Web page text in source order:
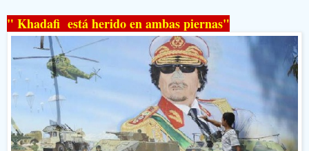
" Khadafi está herido en ambas piernas"